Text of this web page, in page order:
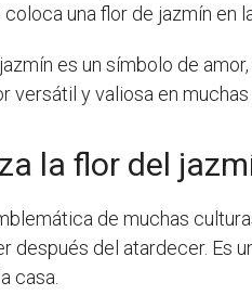
una flor de jazmín en
es un símbolo de
versátil y valiosa en
la flor del
de muchas
después del atardecer. Es
casa.